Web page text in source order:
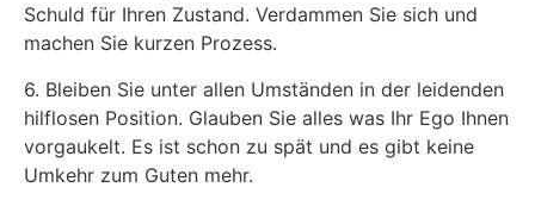
Schuld für Ihren Zustand. Verdammen Sie sich und
machen Sie kurzen Prozess.
6. Bleiben Sie unter allen Umständen in der leidenden
hilflosen Position. Glauben Sie alles was Ihr Ego Ihnen
vorgaukelt. Es ist schon zu spät und es gibt keine
Umkehr zum Guten mehr.